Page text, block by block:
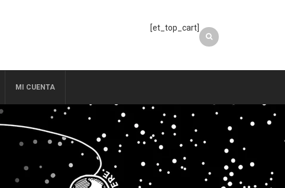
[et_top_cart]
MI CUENTA